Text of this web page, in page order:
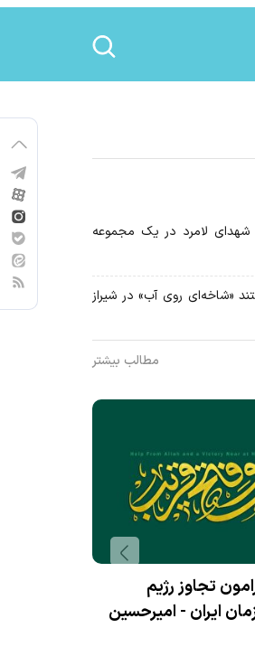
شهدای لامرد در یک مجموعه
روی آب» در شیراز
مطالب بیشتر
تجاوز رژیم
ایران - امیرحسین